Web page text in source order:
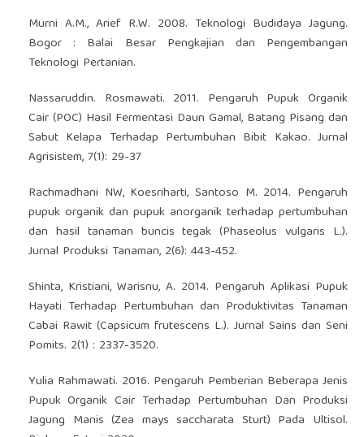
Murni A.M., Arief R.W. 2008. Teknologi Budidaya Jagung.
Bogor : Balai Besar Pengkajian dan Pengembangan
Teknologi Pertanian.
Nassaruddin. Rosmawati. 2011. Pengaruh Pupuk Organik
Cair (POC) Hasil Fermentasi Daun Gamal, Batang Pisang dan
Sabut Kelapa Terhadap Pertumbuhan Bibit Kakao. Jurnal
Agrisistem, 7(1): 29-37
Rachmadhani NW, Koesriharti, Santoso M. 2014. Pengaruh
pupuk organik dan pupuk anorganik terhadap pertumbuhan
dan hasil tanaman buncis tegak (Phaseolus vulgaris L.).
Jurnal Produksi Tanaman, 2(6): 443-452.
Shinta, Kristiani, Warisnu, A. 2014. Pengaruh Aplikasi Pupuk
Hayati Terhadap Pertumbuhan dan Produktivitas Tanaman
Cabai Rawit (Capsicum frutescens L.). Jurnal Sains dan Seni
Pomits. 2(1) : 2337-3520.
Yulia Rahmawati. 2016. Pengaruh Pemberian Beberapa Jenis
Pupuk Organik Cair Terhadap Pertumbuhan Dan Produksi
Jagung Manis (Zea mays saccharata Sturt) Pada Ultisol.